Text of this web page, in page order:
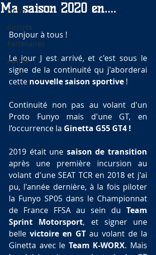
News
Circuits
Partenaires
Autres
Ma saison 2020 en....
Bonjour à tous !
Le jour J est arrivé, et c'est sous le
signe de la continuité qu j'aborderai
cette nouvelle saison sportive !
Continuité non pas au volant d'un
Proto Funyo mais d'une GT, en
l’occurrence la Ginetta G55 GT4 !
2019 était une saison de transition
après une première incursion au
volant d'une SEAT TCR en 2018 et j'ai
pu, l'année dernière, à la fois piloter
la Funyo SP05 dans le Championnat
de France FFSA au sein du Team
Sprint Motorsport, et signer une
belle victoire en GT au volant de la
Ginetta avec le Team K-WORX. Mais